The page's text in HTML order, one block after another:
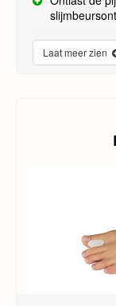
Laat meer zien